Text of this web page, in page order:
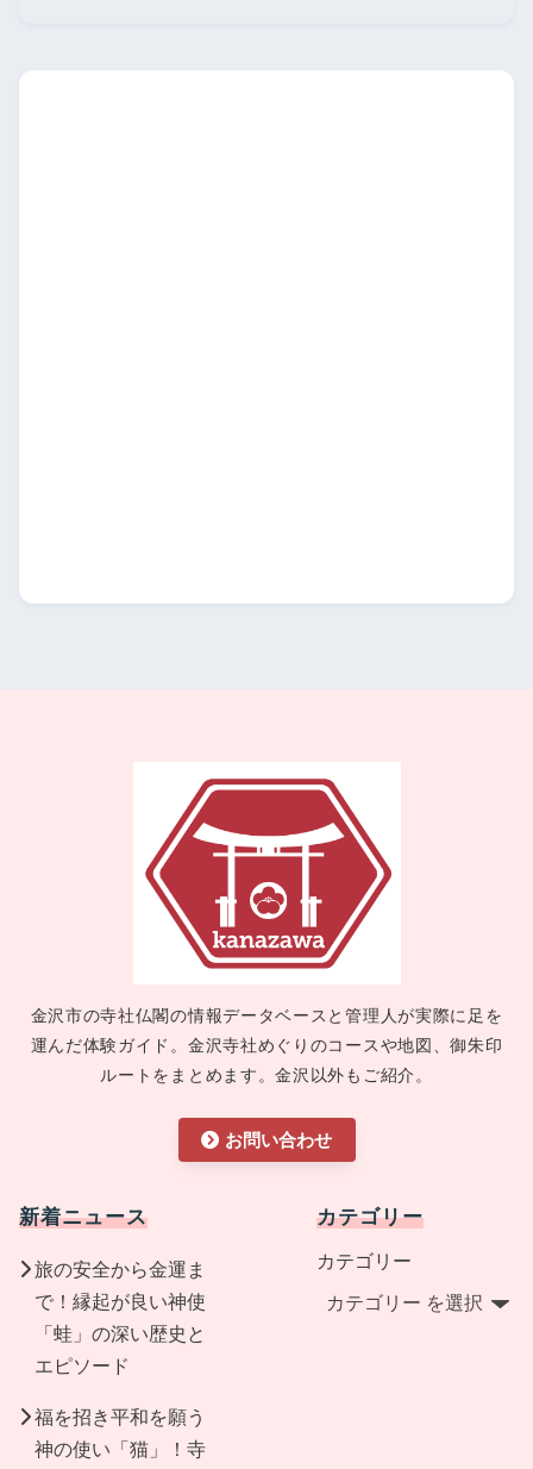
金沢市の寺社仏閣の情報データベースと管理人が実際に足を
運んだ体験ガイド。金沢寺社めぐりのコースや地図、御朱印
ルートをまとめます。金沢以外もご紹介。
お問い合わせ
新着ニュース
旅の安全から金運ま
で！縁起が良い神使
「蛙」の深い歴史と
エピソード
福を招き平和を願う
神の使い「猫」！寺
カテゴリー
カテゴリー